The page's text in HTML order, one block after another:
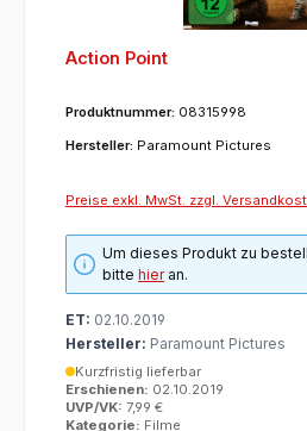
Action Point
Produktnummer: 08315998
Hersteller: Paramount Pictures
Preise exkl. MwSt. zzgl.
Um dieses Produkt zu
bittehieran.
ET: 02.10.2019
Hersteller: Paramount Pictures
Kurzfristig lieferbar
Erschienen: 02.10.2019
UVP/VK: 7,99 €
Kategorie: Filme